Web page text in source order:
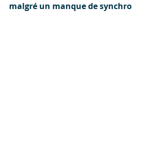
malgré un manque de synchro